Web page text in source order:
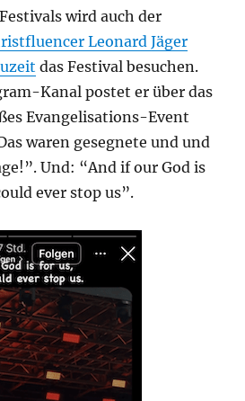
wird auch der
Leonard Jäger
das Festival besuchen.
Kanal postet er über das
Evangelisations-Event
waren gesegnete und und
Und: “And if our God is
ever stop us”.